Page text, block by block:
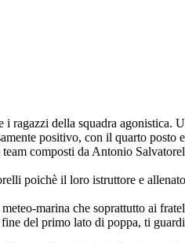
della squadra agonistica.
positivo, con il quarto
composti da Antonio
poichè il loro istruttore e
marina che soprattutto ai
del primo lato di poppa, ti